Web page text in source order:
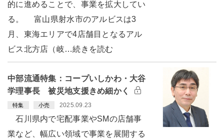
的に進めることで、事業を拡大してい
る。 富山県射水市のアルビスは3
月、東海エリアで4店舗目となるアル
ビス北方店（岐…続きを読む
中部流通特集：コープいしかわ・大谷
学理事長 被災地支援きめ細かく
特集 小売 2025.09.23
石川県内で宅配事業やSMの店舗事
業など、幅広い領域で事業を展開する